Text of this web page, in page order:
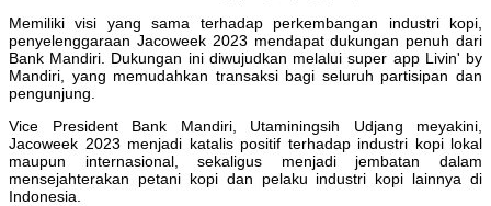
Memiliki visi yang sama terhadap perkembangan industri kopi,
penyelenggaraan Jacoweek 2023 mendapat dukungan penuh dari
Bank Mandiri. Dukungan ini diwujudkan melalui super app Livin' by
Mandiri, yang memudahkan transaksi bagi seluruh partisipan dan
pengunjung.
Vice President Bank Mandiri, Utaminingsih Udjang meyakini,
Jacoweek 2023 menjadi katalis positif terhadap industri kopi lokal
maupun internasional, sekaligus menjadi jembatan dalam
mensejahterakan petani kopi dan pelaku industri kopi lainnya di
Indonesia.